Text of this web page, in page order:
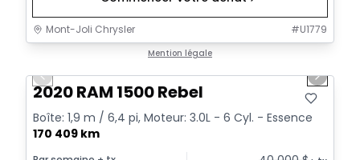
Mont-Joli Chrysler #U1779
Mention légale
Vidéo disponible
Previous slide Next
2020 RAM 1500 Rebel
Boîte: 1,9 m / 6,4 pi, Moteur: 3.0L - 6 Cyl. - Essence
170 409 km